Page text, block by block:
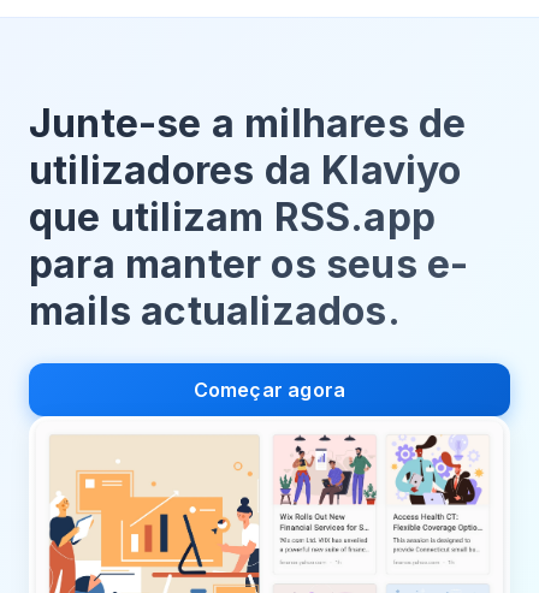
Junte-se a milhares de
utilizadores da Klaviyo
que utilizam RSS.app
para manter os seus e-
mails actualizados.
Começar agora